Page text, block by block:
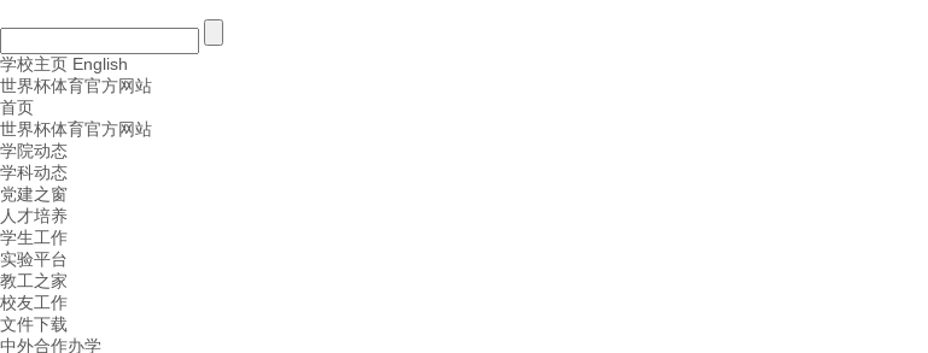
学校主页 English
世界杯体育官方网站
首页
世界杯体育官方网站
学院动态
学科动态
党建之窗
人才培养
学生工作
实验平台
教工之家
校友工作
文件下载
中外合作办学